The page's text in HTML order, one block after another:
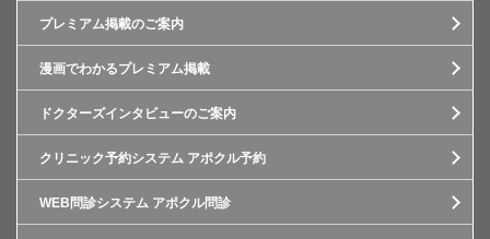
プレミアム掲載のご案内
漫画でわかるプレミアム掲載
ドクターズインタビューのご案内
クリニック予約システム アポクル予約
WEB問診システム アポクル問診